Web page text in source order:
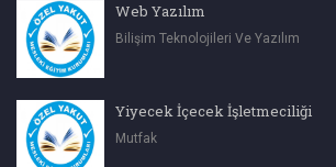
Web Yazılım
Bilişim Teknolojileri Ve Yazılım
Yiyecek İçecek İşletmeciliği
Mutfak